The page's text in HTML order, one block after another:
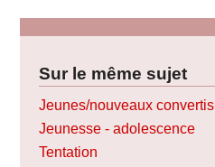
Sur le même sujet
Jeunes/nouveaux convertis
Jeunesse - adolescence
Tentation